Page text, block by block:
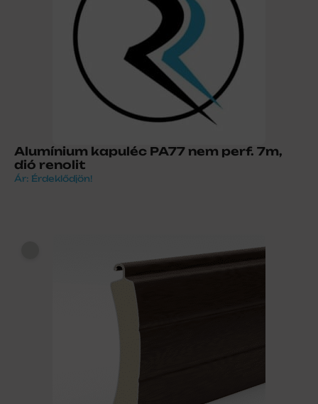
Alumínium kapuléc PA77 nem perf. 7m,
dió renolit
Ár: Érdeklődjön!